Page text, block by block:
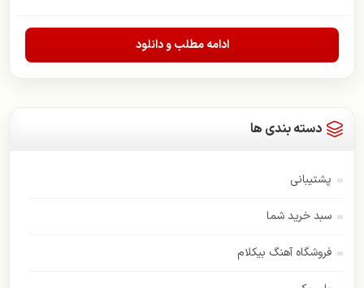
ادامه مطلب و دانلود
دسته بندی ها
پشتیبانی
سبد خرید شما
فروشگاه آهنگ بیکلام